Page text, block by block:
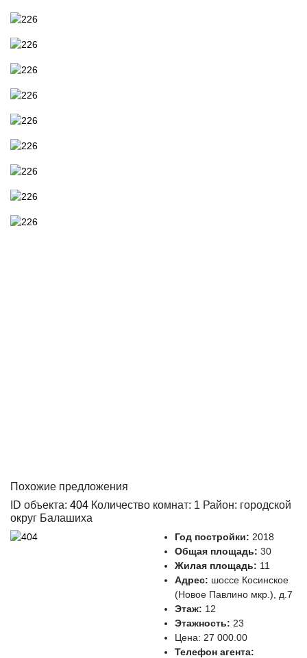
Похожие предложения
ID объекта: 404 Количество комнат: 1 Район: городской
округ Балашиха
Год постройки: 2018
Общая площадь: 30
Жилая площадь: 11
Адрес: шоссе Косинское
(Новое Павлино мкр.), д.7
Этаж: 12
Этажность: 23
Цена: 27 000.00
Телефон агента: